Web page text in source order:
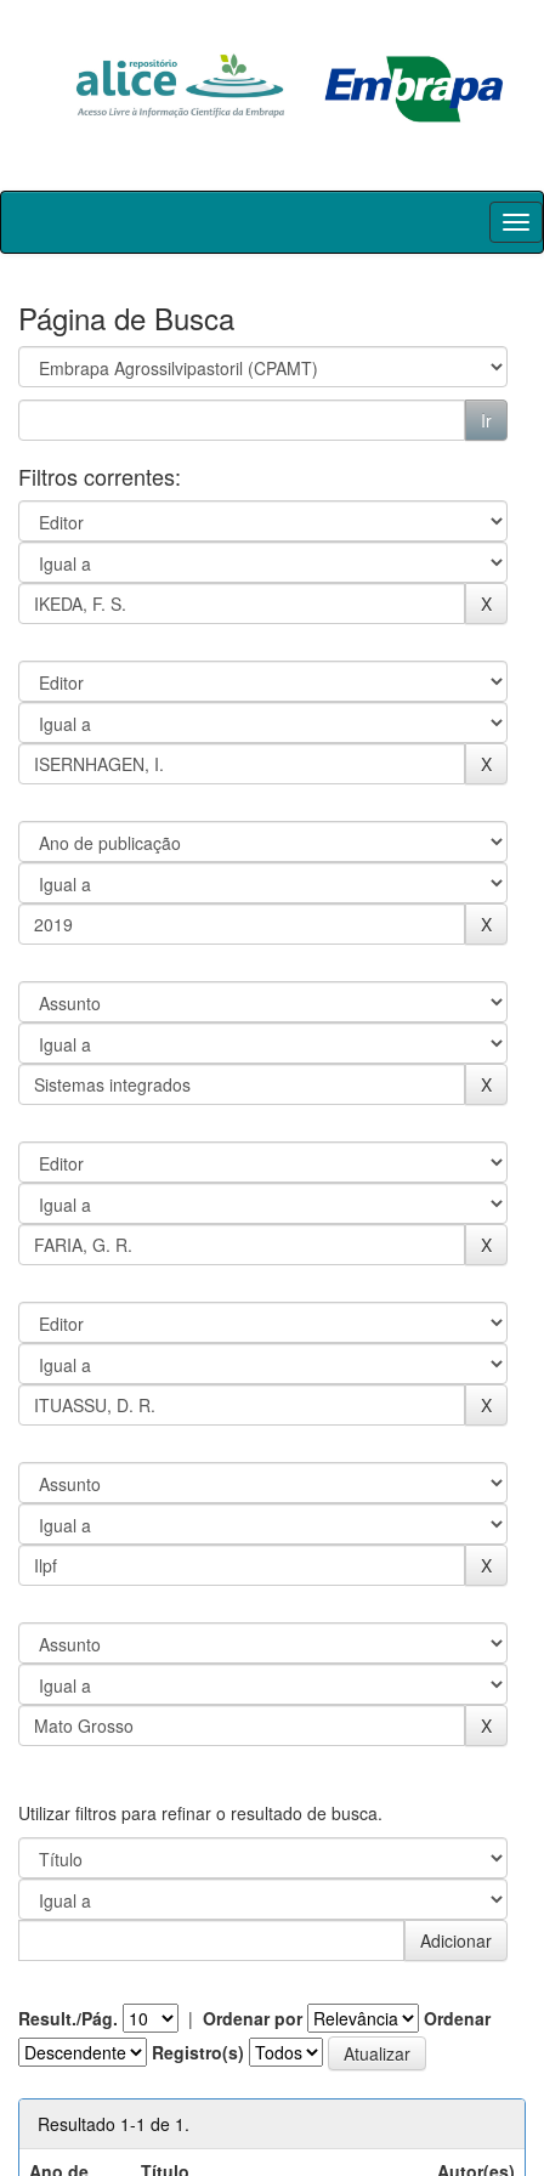
Skip
Página de Busca
Filtros correntes:
Utilizar filtros para refinar o resultado de busca.
Result./Pág. | Ordenar por
Ordenar
Registro(s)
Resultado 1-1 de 1.
Ano de
Título Autor(es)